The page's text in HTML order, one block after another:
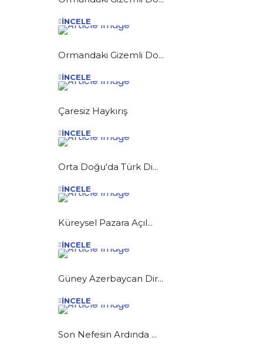
İNCELE
Ormandaki Gizemli Do...
İNCELE
Çaresiz Haykırış
İNCELE
Orta Doğu'da Türk Di...
İNCELE
Küreysel Pazara Açıl...
İNCELE
Güney Azerbaycan Dir...
İNCELE
Son Nefesin Ardında ...